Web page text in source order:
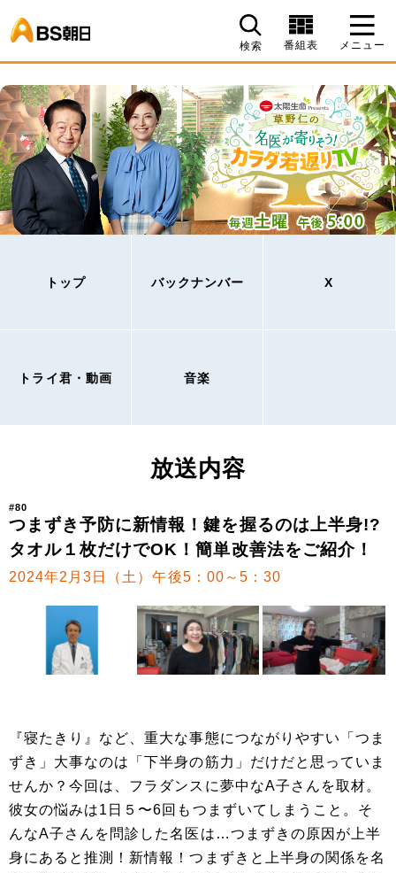
検索 番組表 メニュー
トップ バックナンバー X
トライ君・動画 音楽
放送内容
#80
つまずき予防に新情報！鍵を握るのは上半身!?
タオル１枚だけでOK！簡単改善法をご紹介！
2024年2月3日（土）午後5：00～5：30
『寝たきり』など、重大な事態につながりやすい「つま
ずき」大事なのは「下半身の筋力」だけだと思っていま
せんか？今回は、フラダンスに夢中なA子さんを取材。
彼女の悩みは1日５〜6回もつまずいてしまうこと。そ
んなA子さんを問診した名医は…つまずきの原因が上半
身にあると推測！新情報！つまずきと上半身の関係を名